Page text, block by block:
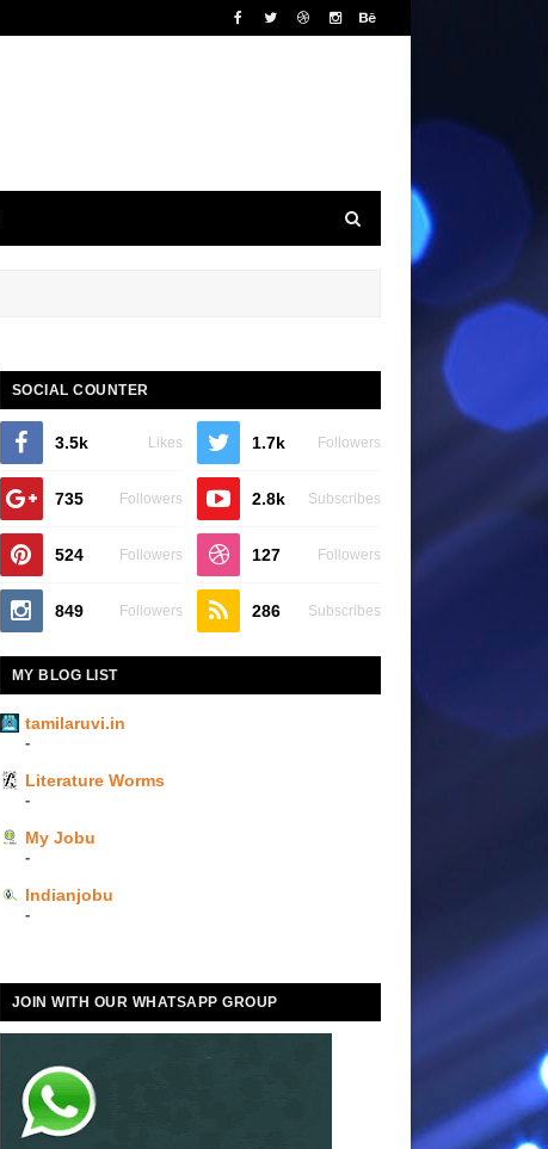
SOCIAL COUNTER
3.5k Likes 1.7k Followers
735 Followers 2.8k Subscribes
524 Followers 127 Followers
849 Followers 286 Subscribes
MY BLOG LIST
tamilaruvi.in
-
Literature Worms
-
My Jobu
-
Indianjobu
-
JOIN WITH OUR WHATSAPP GROUP